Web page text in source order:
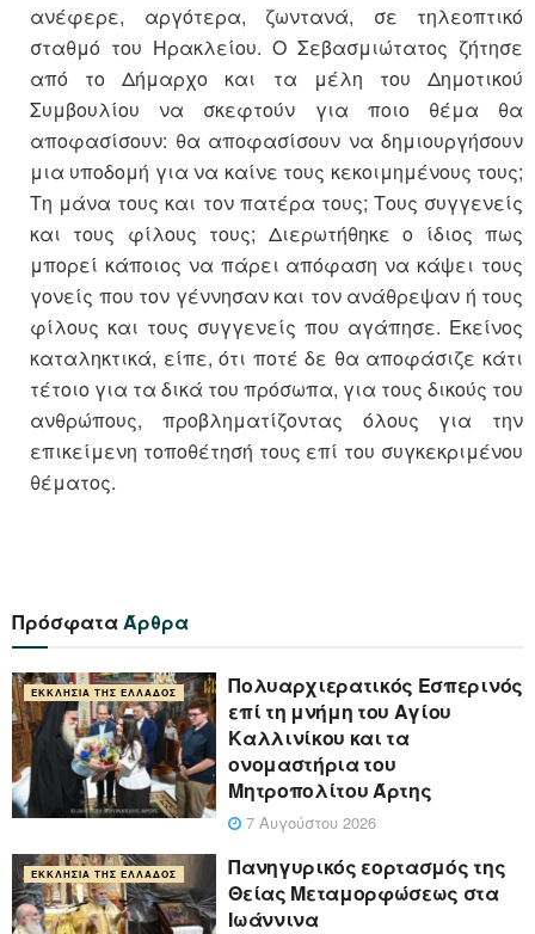
ανέφερε, αργότερα, ζωντανά, σε τηλεοπτικό
σταθμό του Ηρακλείου. Ο Σεβασμιώτατος ζήτησε
από το Δήμαρχο και τα μέλη του Δημοτικού
Συμβουλίου να σκεφτούν για ποιο θέμα θα
αποφασίσουν: θα αποφασίσουν να δημιουργήσουν
μια υποδομή για να καίνε τους κεκοιμημένους τους;
Τη μάνα τους και τον πατέρα τους; Τους συγγενείς
και τους φίλους τους; Διερωτήθηκε ο ίδιος πως
μπορεί κάποιος να πάρει απόφαση να κάψει τους
γονείς που τον γέννησαν και τον ανάθρεψαν ή τους
φίλους και τους συγγενείς που αγάπησε. Εκείνος
καταληκτικά, είπε, ότι ποτέ δε θα αποφάσιζε κάτι
τέτοιο για τα δικά του πρόσωπα, για τους δικούς του
ανθρώπους, προβληματίζοντας όλους για την
επικείμενη τοποθέτησή τους επί του συγκεκριμένου
θέματος.
Πρόσφατα Άρθρα
ΕΚΚΛΗΣΊΑ ΤΗΣ ΕΛΛΆΔΟΣ
Πολυαρχιερατικός Εσπερινός
επί τη μνήμη του Αγίου
Καλλινίκου και τα
ονομαστήρια του
Μητροπολίτου Άρτης
7 Αυγούστου 2026
ΕΚΚΛΗΣΊΑ ΤΗΣ ΕΛΛΆΔΟΣ
Πανηγυρικός εορτασμός της
Θείας Μεταμορφώσεως στα
Ιωάννινα